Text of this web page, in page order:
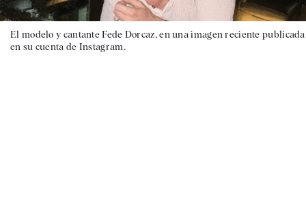
El modelo y cantante Fede Dorcaz, en una imagen reciente publicada
en su cuenta de Instagram.